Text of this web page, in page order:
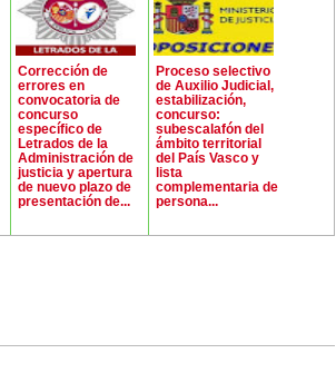
Corrección de
errores en
convocatoria de
concurso
específico de
Letrados de la
Administración de
justicia y apertura
de nuevo plazo de
presentación de...
Proceso selectivo
de Auxilio Judicial,
estabilización,
concurso:
subescalafón del
ámbito territorial
del País Vasco y
lista
complementaria de
persona...